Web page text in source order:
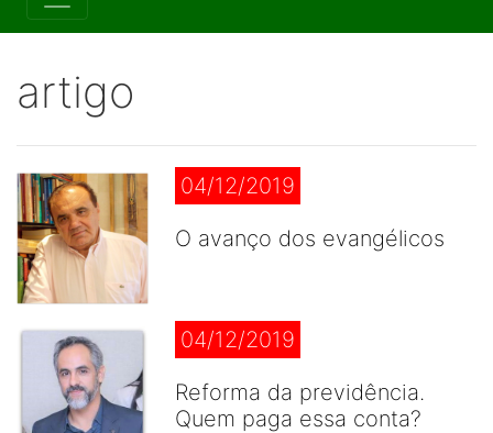
artigo
04/12/2019
O avanço dos evangélicos
04/12/2019
Reforma da previdência.
Quem paga essa conta?